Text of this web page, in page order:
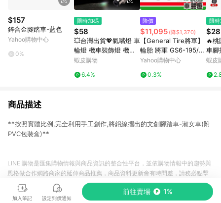
$157
鋅合金腳踏車-藍色
Yahoo購物中心
0%
限時加碼
$58
💥台灣出貨💖氣嘴燈 車
輪燈 機車裝飾燈 機車
燈 輪胎感應燈 免接線
車裝飾燈 機車輪胎燈
蝦皮購物
6.4%
降價
$11,095 (降$1,370)
【General Tire將軍】
輪胎 將軍 GS6-195/6
0/16 _四入組 送安裝
Yahoo購物中心
0.3%
限
$28
🔥
車腳
寸
架
蝦皮
商品描述
**按照實體比例,完全利用手工創作,將鋁線摺出的文創腳踏車-淑女車(附
PVC包裝盒)**
加入筆記 設定到價通知
前往賣場 1%
LINE 購物是匯集購物情報與商品資訊的整合性平台，並依購物情報中的趨勢與
風格做合作網路商家的延伸商品推薦，商品資料更新會有時間差，請務必點擊
商品至各合作網路商家，確認現售價與購物條件，一切資訊以合作廠商網頁為
準。